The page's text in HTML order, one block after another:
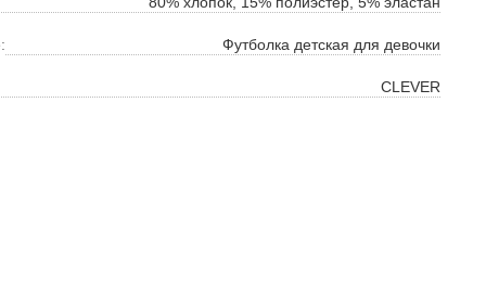
Футболка детская для девочки
CLEVER